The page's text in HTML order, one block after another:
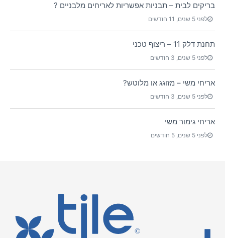
בריקים לבית – תבניות אפשריות לאריחים מלבניים ?
לפני 5 שנים, 11 חודשים
תחנת דלק 11 – ריצוף טכני
לפני 5 שנים, 3 חודשים
אריחי משי – מזוגג או מלוטש?
לפני 5 שנים, 3 חודשים
אריחי גימור משי
לפני 5 שנים, 5 חודשים